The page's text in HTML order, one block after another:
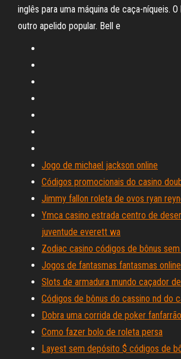
inglês para uma máquina de caça-níqueis.
outro apelido popular. Bell e
Jogo de michael jackson online
Códigos promocionais do casino
Jimmy fallon roleta de ovos ryan
Ymca casino estrada centro de
juventude everett wa
Zodiac casino códigos de bônus
Jogos de fantasmas fantasmas online
Slots de armadura mundo caçador
Códigos de bônus do cassino nd do
Dobra uma corrida de poker fanfarrão
Como fazer bolo de roleta persa
Layest sem depósito $ códigos de